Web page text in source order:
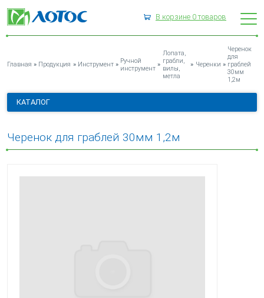
В корзине 0товаров
ЧЕРЕНОК ДЛЯ ГРАБЛЕЙ 30ММ 1,2М
Главная » Продукция » Инструмент » Ручной
инструмент
»
Лопата,
грабли,
вилы,
метла
» Черенки »
Черенок
для
граблей
30мм
1,2м
КАТАЛОГ
Черенок для граблей 30мм 1,2м